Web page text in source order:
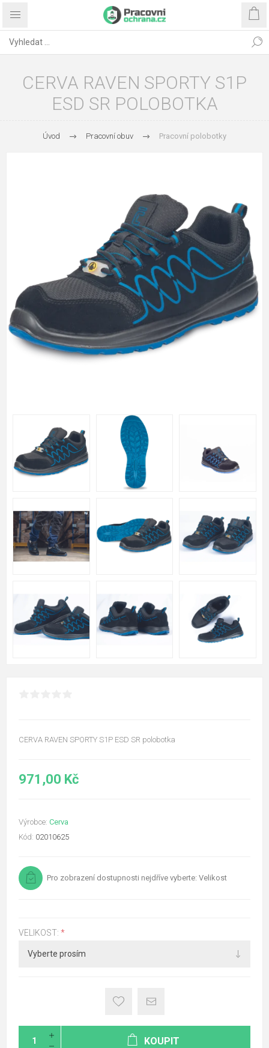
CERVA RAVEN SPORTY S1P
ESD SR POLOBOTKA
Úvod Pracovní obuv Pracovní polobotky
CERVA RAVEN SPORTY S1P ESD SR polobotka
971,00 Kč
Výrobce: Cerva
Kód: 02010625
Pro zobrazení dostupnosti nejdříve vyberte: Velikost
VELIKOST: *
KOUPIT